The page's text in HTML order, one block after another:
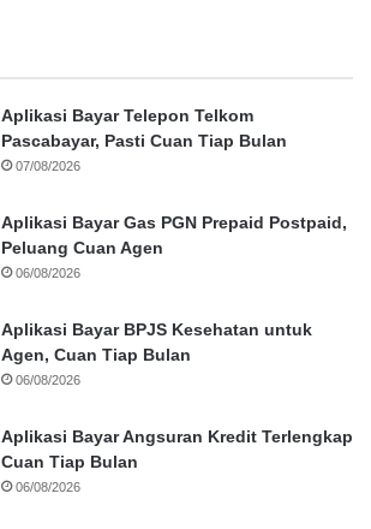
Aplikasi Bayar Telepon Telkom
Pascabayar, Pasti Cuan Tiap Bulan
07/08/2026
Aplikasi Bayar Gas PGN Prepaid Postpaid,
Peluang Cuan Agen
06/08/2026
Aplikasi Bayar BPJS Kesehatan untuk
Agen, Cuan Tiap Bulan
06/08/2026
Aplikasi Bayar Angsuran Kredit Terlengkap
Cuan Tiap Bulan
06/08/2026